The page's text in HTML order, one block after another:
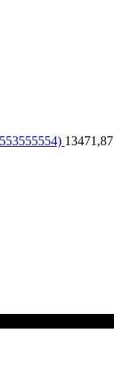
13471,87